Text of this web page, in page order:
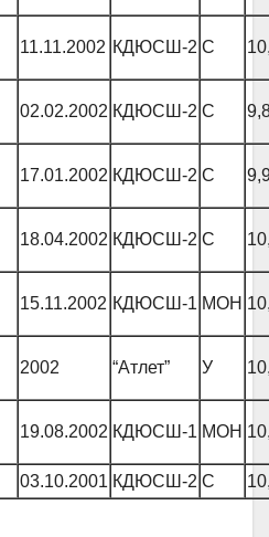
11.11.2002 КДЮСШ-2 С
02.02.2002 КДЮСШ-2 С
17.01.2002 КДЮСШ-2 С
18.04.2002 КДЮСШ-2 С
15.11.2002 КДЮСШ-1 МОН
2002 “Атлет” У
19.08.2002 КДЮСШ-1 МОН
03.10.2001 КДЮСШ-2 С